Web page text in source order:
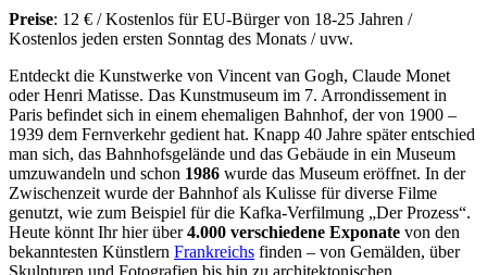
Preise: 12 € / Kostenlos für EU-Bürger von 18-25 Jahren /
Kostenlos jeden ersten Sonntag des Monats / uvw.
Entdeckt die Kunstwerke von Vincent van Gogh, Claude Monet
oder Henri Matisse. Das Kunstmuseum im 7. Arrondissement in
Paris befindet sich in einem ehemaligen Bahnhof, der von 1900 –
1939 dem Fernverkehr gedient hat. Knapp 40 Jahre später entschied
man sich, das Bahnhofsgelände und das Gebäude in ein Museum
umzuwandeln und schon 1986 wurde das Museum eröffnet. In der
Zwischenzeit wurde der Bahnhof als Kulisse für diverse Filme
genutzt, wie zum Beispiel für die Kafka-Verfilmung „Der Prozess“.
Heute könnt Ihr hier über4.000 verschiedene Exponate von den
bekanntesten Künstlern Frankreichs finden – von Gemälden, über
Skulpturen und Fotografien bis hin zu architektonischen